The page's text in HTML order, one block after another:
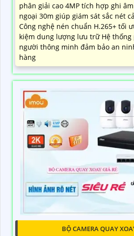
phân giải cao 4MP tích hợp ghi âm
ngoại 30m giúp giám sát sắc nét
Công nghệ nén chuẩn H.265+ tối
kiệm dung lượng lưu trữ Hệ thống
người thông minh đảm bảo an
hàng
BỘ CAMERA QUAY